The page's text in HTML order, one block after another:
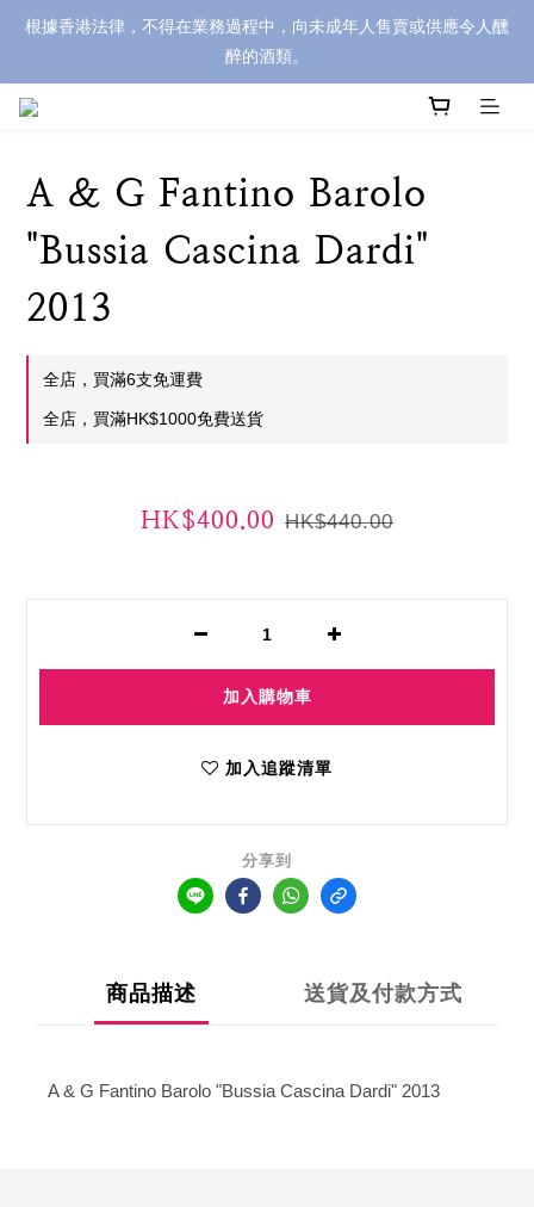
根據香港法律，不得在業務過程中，向未成年人售賣或供應令人醺
醉的酒類。
A & G Fantino Barolo
"Bussia Cascina Dardi"
2013
全店，買滿6支免運費
全店，買滿HK$1000免費送貨
HK$400.00 HK$440.00
加入購物車
加入追蹤清單
分享到
商品描述 送貨及付款方式
A & G Fantino Barolo "Bussia Cascina Dardi" 2013